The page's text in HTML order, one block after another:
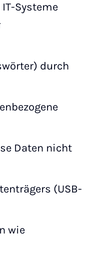
IT-Systeme
durch
Daten nicht
(USB-
wie